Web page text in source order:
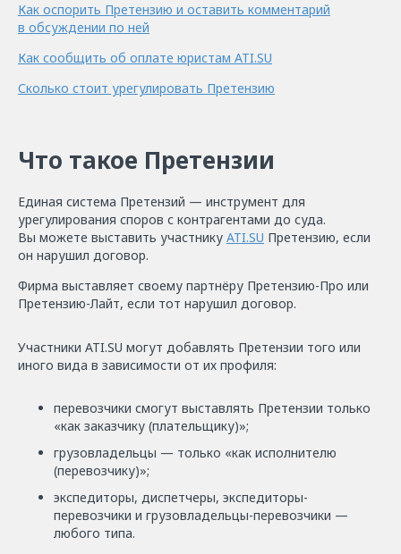
Как оспорить Претензию и оставить комментарий
в обсуждении по ней
Как сообщить об оплате юристам ATI.SU
Сколько стоит урегулировать Претензию
Что такое Претензии
Единая система Претензий — инструмент для
урегулирования споров с контрагентами до суда.
Вы можете выставить участнику ATI.SU Претензию, если
он нарушил договор.
Фирма выставляет своему партнёру Претензию-Про или
Претензию-Лайт, если тот нарушил договор.
Участники ATI.SU могут добавлять Претензии того или
иного вида в зависимости от их профиля:
перевозчики смогут выставлять Претензии только
«как заказчику (плательщику)»;
грузовладельцы — только «как исполнителю
(перевозчику)»;
экспедиторы, диспетчеры, экспедиторы-
перевозчики и грузовладельцы-перевозчики —
любого типа.